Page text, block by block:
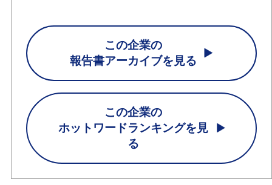
この企業の
報告書アーカイブを見る
この企業の
ホットワードランキングを見
る